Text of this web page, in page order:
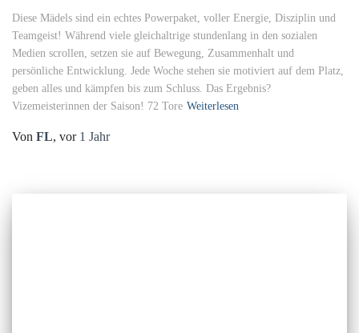
Diese Mädels sind ein echtes Powerpaket, voller Energie, Disziplin und
Teamgeist! Während viele gleichaltrige stundenlang in den sozialen
Medien scrollen, setzen sie auf Bewegung, Zusammenhalt und
persönliche Entwicklung. Jede Woche stehen sie motiviert auf dem Platz,
geben alles und kämpfen bis zum Schluss. Das Ergebnis?
Vizemeisterinnen der Saison! 72 Tore Weiterlesen
Von FL, vor 1 Jahr